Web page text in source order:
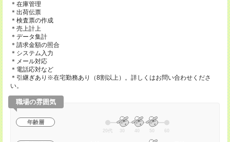
＊在庫管理
＊出荷伝票
＊検査票の作成
＊売上計上
＊データ集計
＊請求金額の照合
＊システム入力
＊メール対応
＊電話応対など
＊引継ぎあり※在宅勤務あり（8割以上）。詳しくはお問い合わせくださ
い。
職場の雰囲気
年齢層
20代 30 40 50 60